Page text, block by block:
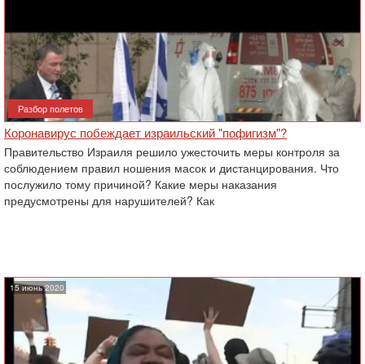
Разбор полетов
Коронавирус побеждает израильский "пофигизм"?
Правительство Израиля решило ужесточить меры контроля за
соблюдением правил ношения масок и дистанцирования. Что
послужило тому причиной? Какие меры наказания
предусмотрены для нарушителей? Как
15 июнь 2020